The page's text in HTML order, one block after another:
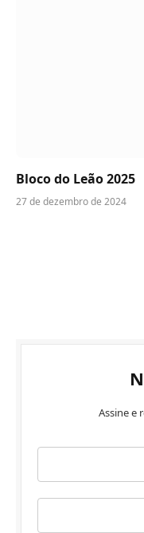
Bloco do Leão 2025
27 de dezembro de 2024
Assine e